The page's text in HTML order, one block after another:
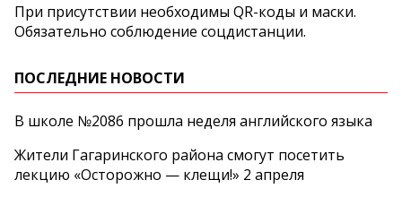
При присутствии необходимы QR-коды и маски.
Обязательно соблюдение соцдистанции.
ПОСЛЕДНИЕ НОВОСТИ
В школе №2086 прошла неделя английского языка
Жители Гагаринского района смогут посетить
лекцию «Осторожно — клещи!» 2 апреля